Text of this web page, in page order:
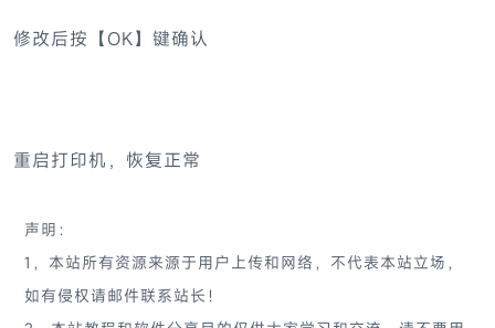
修改后按【OK】键确认
重启打印机，恢复正常
声明：
1，本站所有资源来源于用户上传和网络，不代表本站立场，
如有侵权请邮件联系站长！